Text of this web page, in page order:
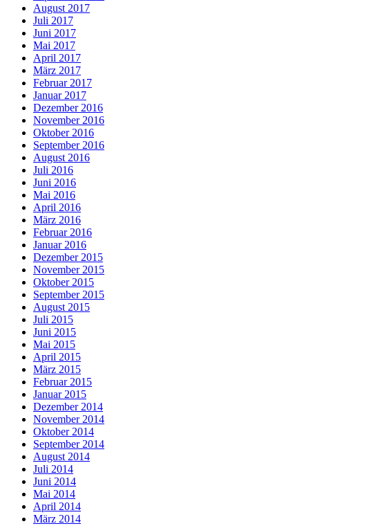
August 2017
Juli 2017
Juni 2017
Mai 2017
April 2017
März 2017
Februar 2017
Januar 2017
Dezember 2016
November 2016
Oktober 2016
September 2016
August 2016
Juli 2016
Juni 2016
Mai 2016
April 2016
März 2016
Februar 2016
Januar 2016
Dezember 2015
November 2015
Oktober 2015
September 2015
August 2015
Juli 2015
Juni 2015
Mai 2015
April 2015
März 2015
Februar 2015
Januar 2015
Dezember 2014
November 2014
Oktober 2014
September 2014
August 2014
Juli 2014
Juni 2014
Mai 2014
April 2014
März 2014